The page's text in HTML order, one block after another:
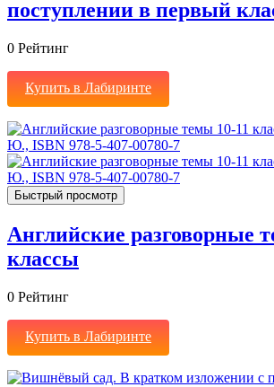
поступлении в первый
0 Рейтинг
Купить в Лабиринте
Быстрый просмотр
Английские разговорные
классы
0 Рейтинг
Купить в Лабиринте